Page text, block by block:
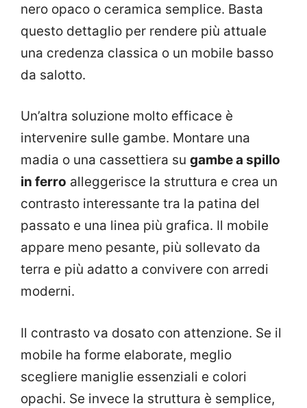
nero opaco o ceramica semplice. Basta
questo dettaglio per rendere più attuale
una credenza classica o un mobile basso
da salotto.
Un’altra soluzione molto efficace è
intervenire sulle gambe. Montare una
madia o una cassettiera su gambe a spillo
in ferro alleggerisce la struttura e crea un
contrasto interessante tra la patina del
passato e una linea più grafica. Il mobile
appare meno pesante, più sollevato da
terra e più adatto a convivere con arredi
moderni.
Il contrasto va dosato con attenzione. Se il
mobile ha forme elaborate, meglio
scegliere maniglie essenziali e colori
opachi. Se invece la struttura è semplice,